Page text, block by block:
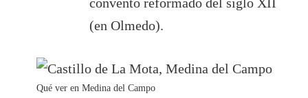
(en Olmedo).
Qué ver en Medina del Campo